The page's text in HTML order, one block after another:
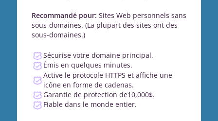
Recommandé pour: Sites Web personnels sans
sous-domaines. (La plupart des sites ont des
sous-domaines.)
Sécurise votre domaine principal.
Émis en quelques minutes.
Active le protocole HTTPS et affiche une
icône en forme de cadenas.
Garantie de protection de10,000$.
Fiable dans le monde entier.